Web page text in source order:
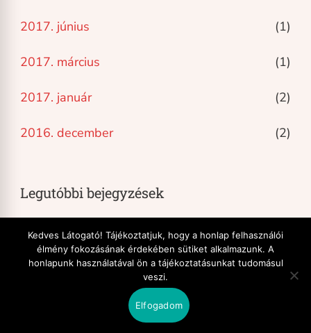
2017. június (1)
2017. március (1)
2017. január (2)
2016. december (2)
Legutóbbi bejegyzések
Kedves Látogató! Tájékoztatjuk, hogy a honlap felhasználói
élmény fokozásának érdekében sütiket alkalmazunk. A
honlapunk használatával ön a tájékoztatásunkat tudomásul
veszi.
Elfogadom